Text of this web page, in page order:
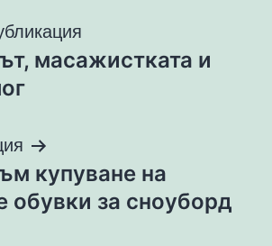
масажистката и
купуване на
обувки за сноуборд